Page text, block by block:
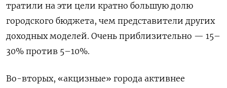
тратили на эти цели кратно большую долю
городского бюджета, чем представители других
доходных моделей. Очень приблизительно — 15–
30% против 5–10%.
Во-вторых, «акцизные» города активнее